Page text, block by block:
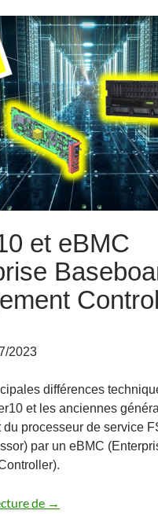
et eBMC
2023
différences
et les anciennes
du processeur de service
par un eBMC
de Power10 et eBMC
→